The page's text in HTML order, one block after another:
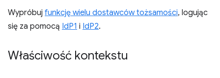
Wypróbuj funkcję wielu dostawców tożsamości, logując
się za pomocą IdP1 i IdP2.
Właściwość kontekstu